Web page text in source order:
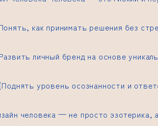
как принимать решения без
личный бренд на основе
уровень осознанности и
человека — не просто эзотерика,